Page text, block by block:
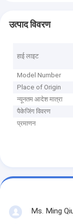
उत्पाद विवरण
हाई लाइट
Model Number
Place of Origin
न्यूनतम आदेश मात्रा
पैकेजिंग विवरण
प्रमाणन
Ms. Ming